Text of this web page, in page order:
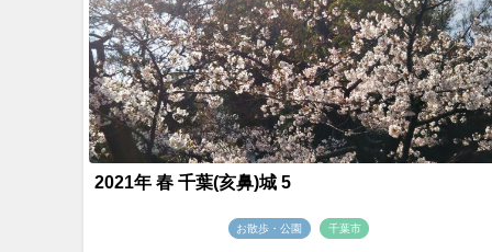
2021年 春 千葉(亥鼻)城 5
お散歩・公園 千葉市